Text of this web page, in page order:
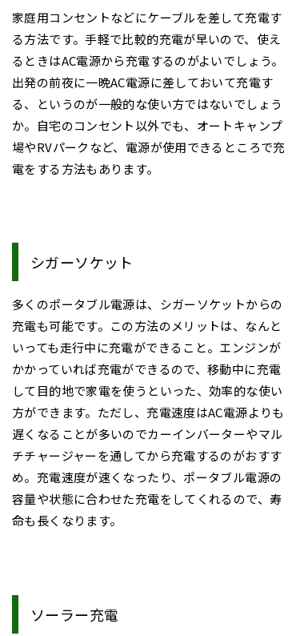
家庭用コンセントなどにケーブルを差して充電す
る方法です。手軽で比較的充電が早いので、使え
るときはAC電源から充電するのがよいでしょう。
出発の前夜に一晩AC電源に差しておいて充電す
る、というのが一般的な使い方ではないでしょう
か。自宅のコンセント以外でも、オートキャンプ
場やRVパークなど、電源が使用できるところで充
電をする方法もあります。
シガーソケット
多くのポータブル電源は、シガーソケットからの
充電も可能です。この方法のメリットは、なんと
いっても走行中に充電ができること。エンジンが
かかっていれば充電ができるので、移動中に充電
して目的地で家電を使うといった、効率的な使い
方ができます。ただし、充電速度はAC電源よりも
遅くなることが多いのでカーインバーターやマル
チチャージャーを通してから充電するのがおすす
め。充電速度が速くなったり、ポータブル電源の
容量や状態に合わせた充電をしてくれるので、寿
命も長くなります。
ソーラー充電